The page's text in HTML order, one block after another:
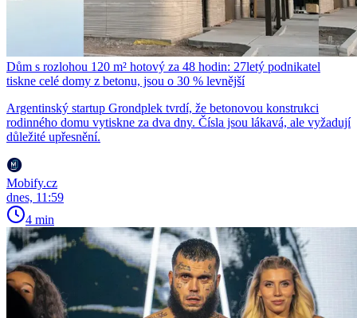
Dům s rozlohou 120 m² hotový za 48 hodin: 27letý podnikatel
tiskne celé domy z betonu, jsou o 30 % levnější
Argentinský startup Grondplek tvrdí, že betonovou konstrukci
rodinného domu vytiskne za dva dny. Čísla jsou lákavá, ale vyžadují
důležité upřesnění.
Mobify.cz
dnes, 11:59
4 min